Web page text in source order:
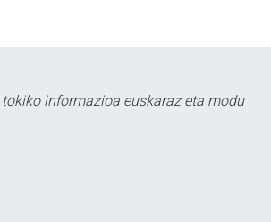
informazioa euskaraz eta modu